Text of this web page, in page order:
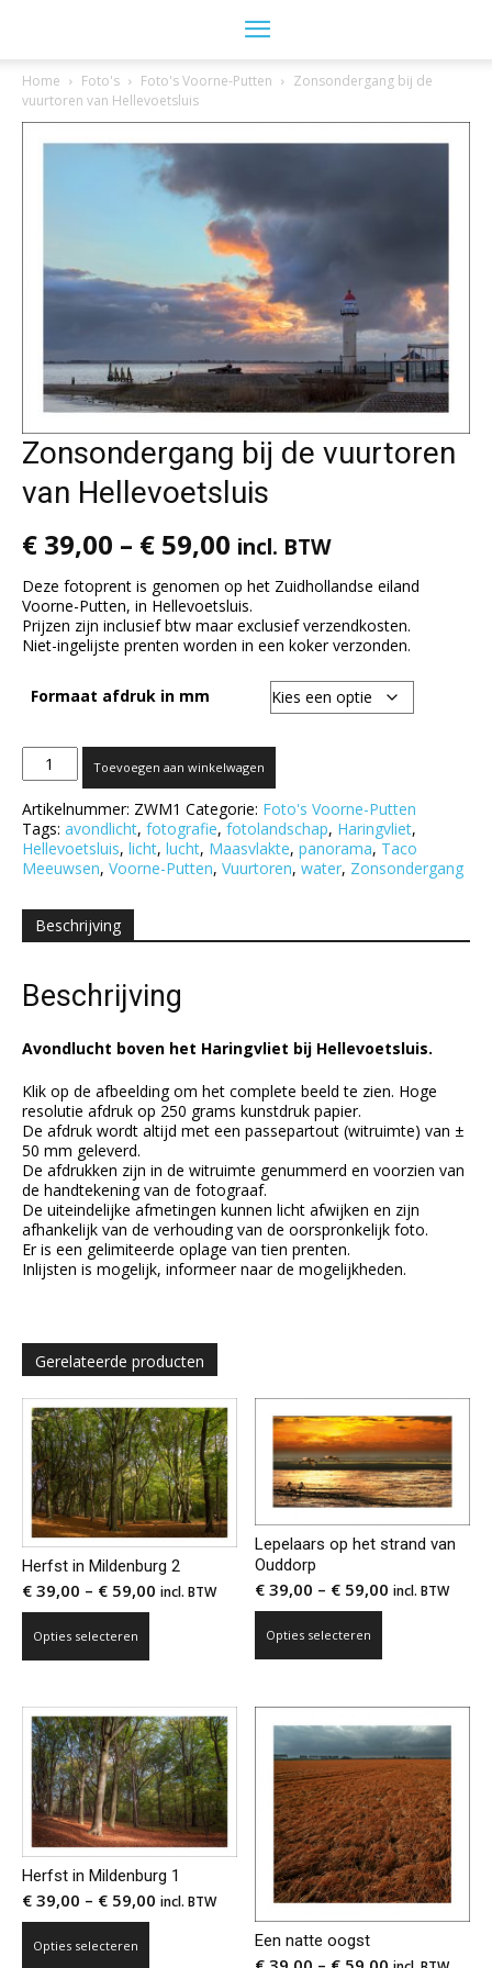
Home Foto's Foto's Voorne-Putten
Zonsondergang bij de
vuurtoren van Hellevoetsluis
Zonsondergang bij de vuurtoren
van Hellevoetsluis
€ 39,00 – € 59,00 incl. BTW
Deze fotoprent is genomen op het Zuidhollandse eiland
Voorne-Putten, in Hellevoetsluis.
Prijzen zijn inclusief btw maar exclusief verzendkosten.
Niet-ingelijste prenten worden in een koker verzonden.
Formaat afdruk in mm
Zonsondergang
vuurtoren
van
Hellevoetsluis
aantal
Toevoegen aan winkelwagen
Artikelnummer: ZWM1 Categorie: Foto's Voorne-Putten
Tags: avondlicht, fotografie, fotolandschap, Haringvliet,
Hellevoetsluis, licht, lucht, Maasvlakte, panorama, Taco
Meeuwsen, Voorne-Putten, Vuurtoren, water, Zonsondergang
Beschrijving
Beschrijving
Avondlucht boven het Haringvliet bij Hellevoetsluis.
Klik op de afbeelding om het complete beeld te zien. Hoge
resolutie afdruk op 250 grams kunstdruk papier.
De afdruk wordt altijd met een passepartout (witruimte) van ±
50 mm geleverd.
De afdrukken zijn in de witruimte genummerd en voorzien van
de handtekening van de fotograaf.
De uiteindelijke afmetingen kunnen licht afwijken en zijn
afhankelijk van de verhouding van de oorspronkelijk foto.
Er is een gelimiteerde oplage van tien prenten.
Inlijsten is mogelijk, informeer naar de mogelijkheden.
Gerelateerde producten
Herfst in Mildenburg 2
€ 39,00 – € 59,00 incl. BTW
Opties selecteren
meerdere
variaties.
Deze
optie
kan
gekozen
worden
op
Lepelaars op het strand van
Ouddorp
€ 39,00 – € 59,00 incl. BTW
Opties selecteren
meerdere
variaties.
Deze
optie
kan
gekozen
worden
op
Herfst in Mildenburg 1
€ 39,00 – € 59,00 incl. BTW
Opties selecteren Een natte oogst